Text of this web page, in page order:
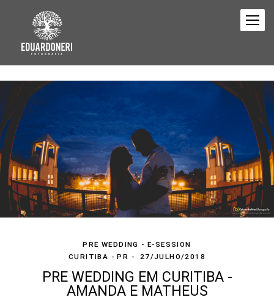
PRE WEDDING - E-SESSION
CURITIBA - PR
27/JULHO/2018
PRE WEDDING EM CURITIBA -
AMANDA E MATHEUS